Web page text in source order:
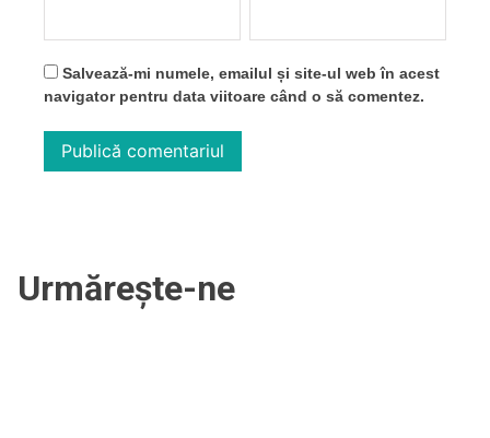
Salvează-mi numele, emailul și site-ul web în acest
navigator pentru data viitoare când o să comentez.
Urmărește-ne